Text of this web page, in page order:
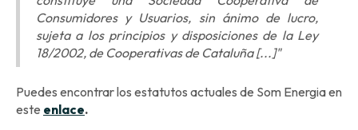
Consumidores y Usuarios, sin ánimo de lucro,
sujeta a los principios y disposiciones de la Ley
18/2002, de Cooperativas de Cataluña [...]"
Puedes encontrar los estatutos actuales de Som Energia en
este enlace.